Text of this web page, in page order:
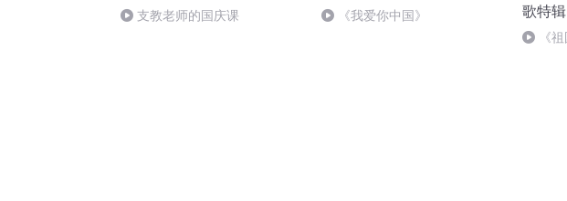
支教老师的国庆课 《我爱你中国》
歌特辑
《